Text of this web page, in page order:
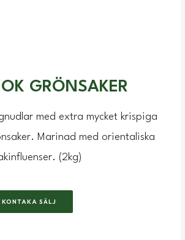
GRÖNSAKER
med extra mycket krispiga
Marinad med orientaliska
(2kg)
KONTAKA SÄLJ